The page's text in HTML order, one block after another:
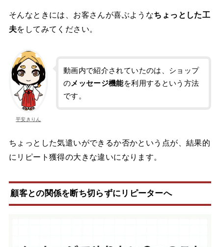
そんなときには、お客さんが喜ぶようなちょっとした工
夫をしてみてください。
平安きりん
動画内で紹介されていたのは、ショップ
のメッセージ機能を利用するという方法
です。
ちょっとした気遣いができるか否かという点が、結果的
にリピート獲得の大きな違いになります。
顧客との関係を断ち切らずにリピーターへ